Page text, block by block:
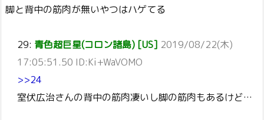
脚と背中の筋肉が無いやつはハゲてる
29: 青色超巨星(コロン諸島) [US] 2019/08/22(木)
17:05:51.50 ID:Ki+WaVOMO
>>24
室伏広治さんの背中の筋肉凄いし脚の筋肉もあるけど…